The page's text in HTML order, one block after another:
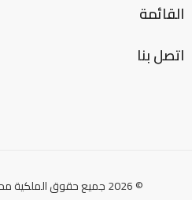
القائمة
اتصل بنا
© 2026 جميع حقوق الملكية محفوظة لشركة